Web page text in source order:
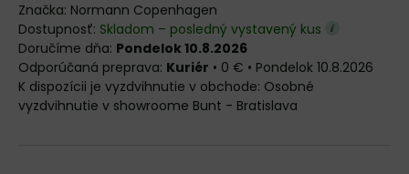
Značka: Normann Copenhagen
Dostupnosť: Skladom – posledný vystavený kus
Doručíme dňa: Pondelok 10.8.2026
Kuriér • 0 € • Pondelok 10.8.2026
Osobné
vyzdvihnutie v showroome Bunt - Bratislava